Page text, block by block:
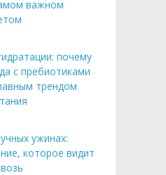
важном
почему
с пребиотиками
трендом
ужинах:
которое видит